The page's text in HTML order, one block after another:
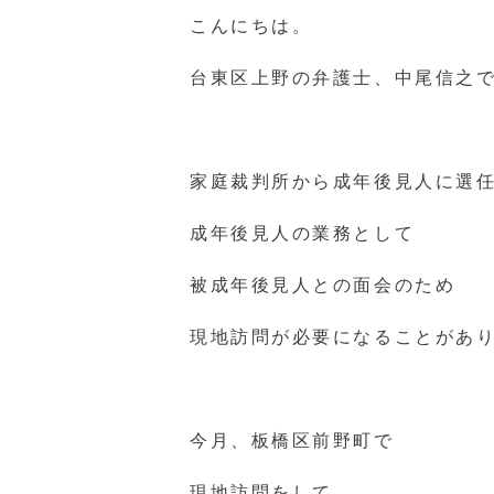
こんにちは。
台東区上野の弁護士、中尾信之で
家庭裁判所から成年後見人に選
成年後見人の業務として
被成年後見人との面会のため
現地訪問が必要になることがあり
今月、板橋区前野町で